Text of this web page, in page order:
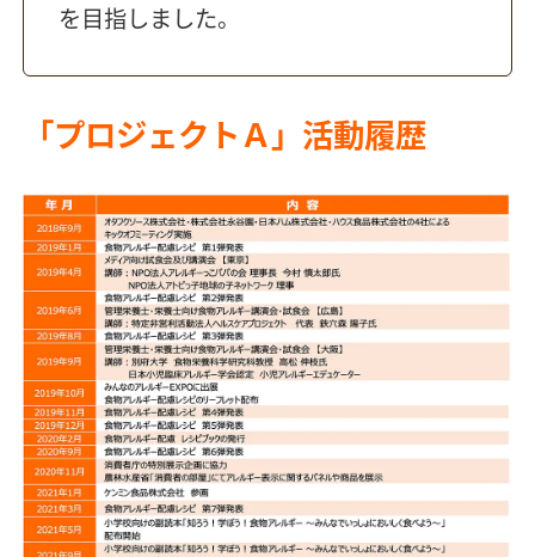
を目指しました。
「プロジェクトＡ」活動履歴